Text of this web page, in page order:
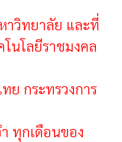
าวิทยาลัย และที่
นโลยีราชมงคล
ย กระทรวงการ
ทุกเดือนของ